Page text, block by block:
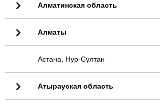
Алматинская область
Алматы
Астана, Нур-Султан
Атырауская область